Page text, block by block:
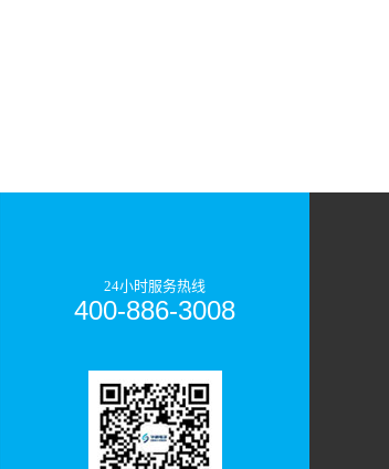
24小时服务热线
400-886-3008